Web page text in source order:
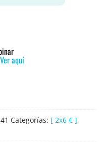
aquí
Categorías: [ 2x6 € ],